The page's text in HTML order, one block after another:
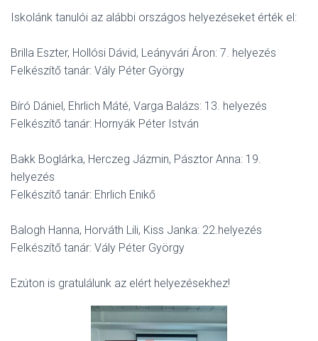
Iskolánk tanulói az alábbi országos helyezéseket érték el:
Brilla Eszter, Hollósi Dávid, Leányvári Áron: 7. helyezés
Felkészítő tanár: Vály Péter György
Bíró Dániel, Ehrlich Máté, Varga Balázs: 13. helyezés
Felkészítő tanár: Hornyák Péter István
Bakk Boglárka, Herczeg Jázmin, Pásztor Anna: 19.
helyezés
Felkészítő tanár: Ehrlich Enikő
Balogh Hanna, Horváth Lili, Kiss Janka: 22.helyezés
Felkészítő tanár: Vály Péter György
Ezúton is gratulálunk az elért helyezésekhez!